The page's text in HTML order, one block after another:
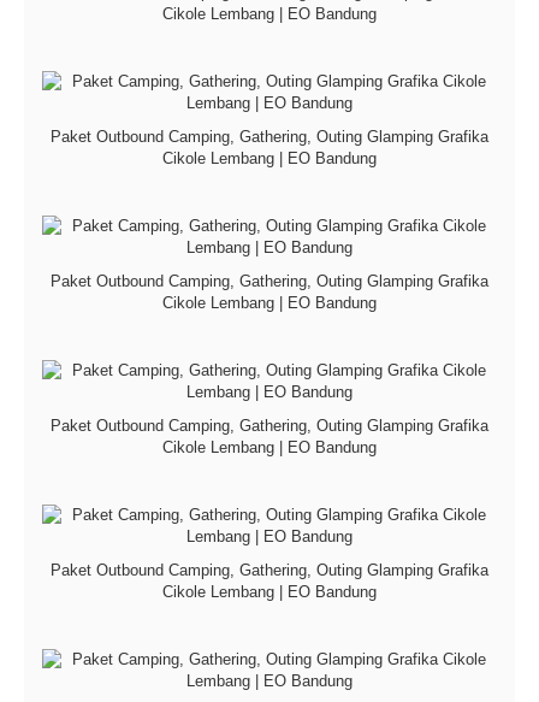
Cikole Lembang | EO Bandung
Paket Outbound Camping, Gathering, Outing Glamping Grafika
Cikole Lembang | EO Bandung
Paket Outbound Camping, Gathering, Outing Glamping Grafika
Cikole Lembang | EO Bandung
Paket Outbound Camping, Gathering, Outing Glamping Grafika
Cikole Lembang | EO Bandung
Paket Outbound Camping, Gathering, Outing Glamping Grafika
Cikole Lembang | EO Bandung